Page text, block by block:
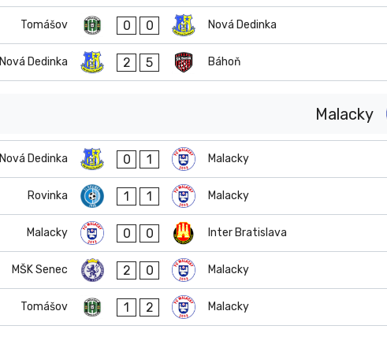
Tomášov 0 0 Nová Dedinka
Nová Dedinka 2 5 Báhoň
Malacky
Nová Dedinka 0 1 Malacky
Rovinka 1 1 Malacky
Malacky 0 0 Inter Bratislava
MŠK Senec 2 0 Malacky
Tomášov 1 2 Malacky